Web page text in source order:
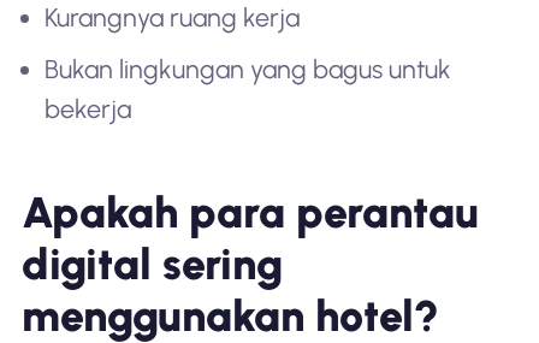
Kurangnya ruang kerja
Bukan lingkungan yang bagus untuk
bekerja
Apakah para perantau
digital sering
menggunakan hotel?